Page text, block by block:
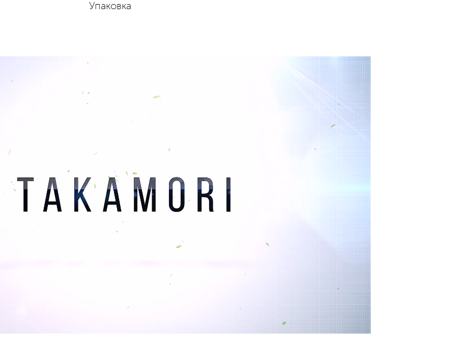
Упаковка